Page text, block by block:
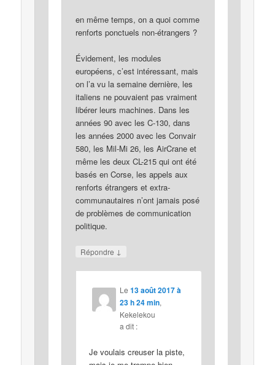
en même temps, on a quoi comme
renforts ponctuels non-étrangers ?
Évidement, les modules
européens, c’est intéressant, mais
on l’a vu la semaine dernière, les
italiens ne pouvaient pas vraiment
libérer leurs machines. Dans les
années 90 avec les C-130, dans
les années 2000 avec les Convair
580, les Mil-Mi 26, les AirCrane et
même les deux CL-215 qui ont été
basés en Corse, les appels aux
renforts étrangers et extra-
communautaires n’ont jamais posé
de problèmes de communication
politique.
Répondre ↓
Le 13 août 2017 à
23 h 24 min,
Kekelekou
a dit :
Je voulais creuser la piste,